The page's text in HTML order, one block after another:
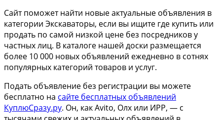
Сайт поможет найти новые актуальные объявления в
категории Экскаваторы, если вы ищите где купить или
продать по самой низкой цене без посредников у
частных лиц. В каталоге нашей доски размещается
более 10 000 новых объявлений ежедневно в сотнях
популярных категорий товаров и услуг.
Подать объявление без регистрации вы можете
бесплатно на сайте бесплатных объявлений
КуплюСразу.ру. Он, как Avito, Олх или ИРР, — с